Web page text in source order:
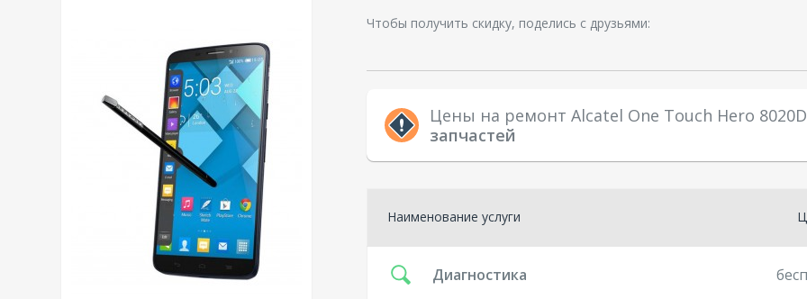
Чтобы получить скидку, поделись с друзьями:
Цены на ремонт Alcatel One Touch Hero
запчастей
Наименование услуги
Диагностика